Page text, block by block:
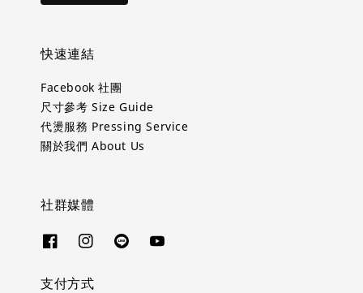
快速連結
Facebook 社團
尺寸參考 Size Guide
代燙服務 Pressing Service
關於我們 About Us
社群媒體
支付方式